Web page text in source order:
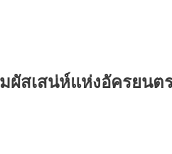
ผัสเสน่ห์แห่งอัครยน